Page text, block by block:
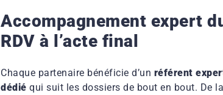
Accompagnement expert
RDV à l’acte final
Chaque partenaire bénéficie d’un référent
dédié qui suit les dossiers de bout en bout. De